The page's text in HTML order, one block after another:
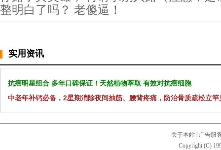
整明白了吗？ 老傻逼！
实用资讯
抗癌明星组合 多年口碑保证！天然植物萃取 有效对抗癌细胞
中老年补钙必备，2星期消除夜间抽筋、腰背疼痛，防治骨质疏松立竿
关于本站
广告服
Copyright (C)